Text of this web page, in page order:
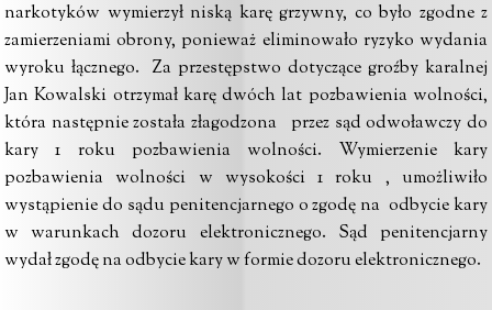
narkotyków wymierzył niską karę grzywny, co było zgodne z
zamierzeniami obrony, ponieważ eliminowało ryzyko wydania
wyroku łącznego. Za przestępstwo dotyczące groźby karalnej
Jan Kowalski otrzymał karę dwóch lat pozbawienia wolności,
która następnie została złagodzona przez sąd odwoławczy do
kary 1 roku pozbawienia wolności. Wymierzenie kary
pozbawienia wolności w wysokości 1 roku , umożliwiło
wystąpienie do sądu penitencjarnego o zgodę na odbycie kary
w warunkach dozoru elektronicznego. Sąd penitencjarny
wydał zgodę na odbycie kary w formie dozoru elektronicznego.